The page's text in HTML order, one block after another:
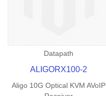
Datapath
ALIGORX100-2
Aligo 10G Optical KVM AVoIP